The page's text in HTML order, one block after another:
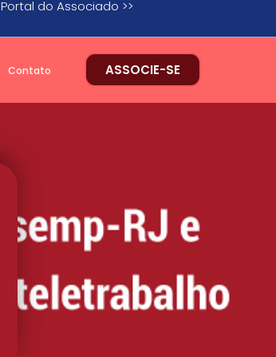
Portal do Associado >>
Contato ASSOCIE-SE